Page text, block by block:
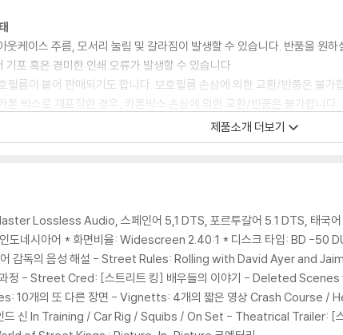
케이스 주름, 모서리 눌림 및 갈라짐이 발생할 수 있습니다. 반품을 원
포 혹은 경미한 인쇄 오류가 발생할 수 있습니다.
필름이 붙어 판매되기도 합니다. 보호필름 손상에 의한 교환/반품은 불가
톤 박스로 재포장한 경우, 카톤박스 손상에 의한 교환/반품은 불가합니다.
불량에 의한 교환/반품 신청시 불량 확인을 위해 개봉 시의 동영상을 요
생 불량 현상에 대해서는 반품/교환이 불가하니 최신 소프트웨어로 업데
원활하지 않은 경우가 있습니다. 디스크를 마른 천으로 닦으시거나, DVD
환 상의 문제로 정상적인 디스크도 재생이 불가능한 경우가 있습니다.
가 발생할 수 있음을 알려드립니다.
거나 인쇄 면이 깨끗하지 않은 경우가 있으며, 상품의 불량이 아닙니다
제품소개 더보기
Lossless Audio, 스페인어 5,1 DTS, 포르투갈어 5.1 DTS, 태국어
인도네시아어 * 화면비율: Widescreen 2.40:1 * 디스크 타입: BD -
감독의 음성 해설 - Street Rules: Rolling with David Ayer and
과정 - Street Cred: [스트리트 킹] 배우들의 이야기 - Deleted
10개의 또 다른 장면 - Vignetts: 4개의 짧은 영상 Crash
신 In Training / Car Rig / Squibs / On Set - Theatrical Trailer: [